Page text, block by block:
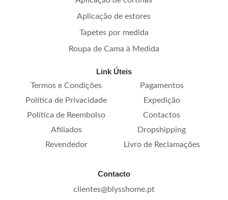
Aplicação de estores
Tapetes por medida
Roupa de Cama à Medida
Link Úteis
Termos e Condições
Pagamentos
Política de Privacidade
Expedição
Política de Reembolso
Contactos
Afiliados
Dropshipping
Revendedor
Livro de Reclamações
Contacto
clientes@blysshome.pt